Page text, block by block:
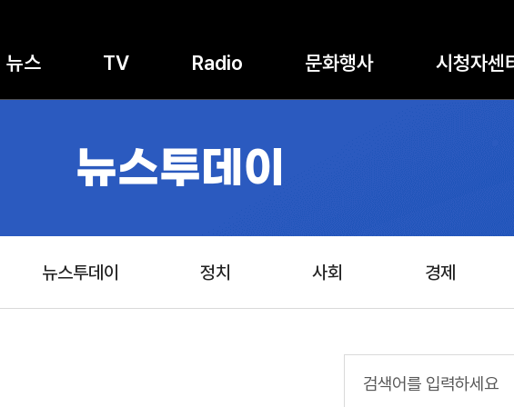
뉴스 TV Radio 문화행사 시청자센
뉴스투데이
뉴스투데이 정치 사회 경제